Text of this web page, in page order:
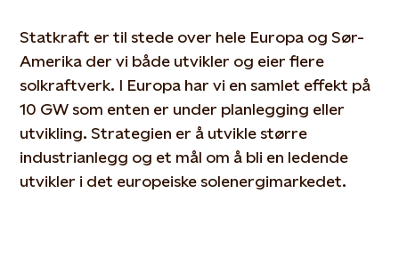
Statkraft ertil stede over hele Europa og Sør-
Amerika der vi både utvikler og eier flere
solkraftverk. I Europa har vi en samlet effekt på
10 GW som enten er under planlegging eller
utvikling. Strategien er å utvikle større
industrianlegg og et mål om å bli en ledende
utvikler i det europeiske solenergimarkedet.